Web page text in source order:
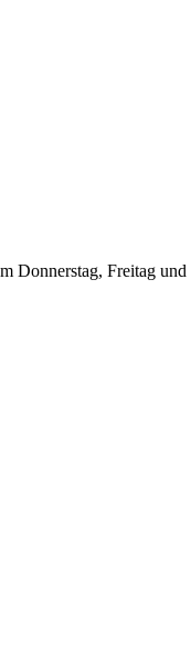
Donnerstag, Freitag